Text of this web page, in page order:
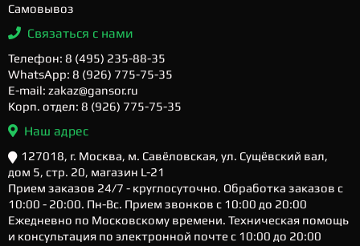
Самовывоз
Связаться с нами
Телефон: 8 (495) 235-88-35
WhatsApp: 8 (926) 775-75-35
E-mail: zakaz@gansor.ru
Корп. отдел: 8 (926) 775-75-35
Наш адрес
127018, г. Москва, м. Савёловская, ул. Сущёвский вал,
дом 5, стр. 20, магазин L-21
Прием заказов 24/7 - круглосуточно. Обработка заказов с
10:00 - 20:00. Пн-Вс. Прием звонков с 10:00 до 20:00
Ежедневно по Московскому времени. Техническая помощь
и консультация по электронной почте с 10:00 до 20:00